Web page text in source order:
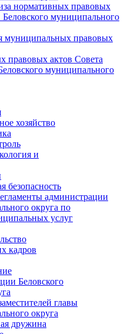
нормативных правовых
муниципального
муниципальных правовых
правовых актов Совета
муниципального
хозяйство
и
безопасность
администрации
округа по
услуг
кадров
Беловского
главы
округа
дружина